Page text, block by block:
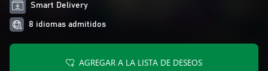
Smart Delivery
8 idiomas admitidos
AGREGAR A LA LISTA DE DESEOS